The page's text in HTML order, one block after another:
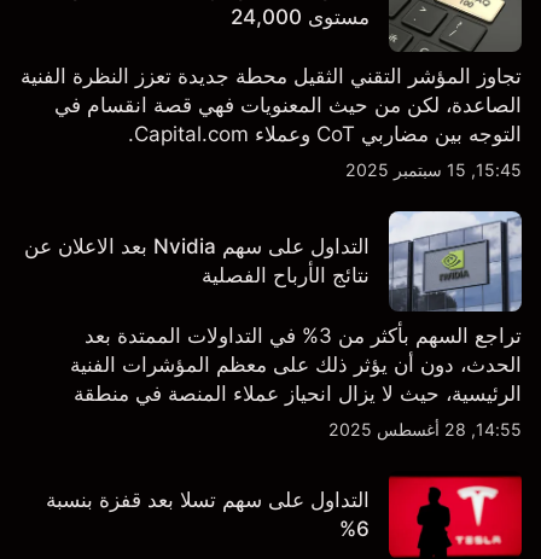
مستوى 24,000
تجاوز المؤشر التقني الثقيل محطة جديدة تعزز النظرة الفنية
الصاعدة، لكن من حيث المعنويات فهي قصة انقسام في
التوجه بين مضاربي CoT وعملاء Capital.com.
15:45, 15 سبتمبر 2025
التداول على سهم Nvidia بعد الاعلان عن
نتائج الأرباح الفصلية
تراجع السهم بأكثر من 3% في التداولات الممتدة بعد
الحدث، دون أن يؤثر ذلك على معظم المؤشرات الفنية
الرئيسية، حيث لا يزال انحياز عملاء المنصة في منطقة
الشراء المفرط.
14:55, 28 أغسطس 2025
التداول على سهم تسلا بعد قفزة بنسبة
6%